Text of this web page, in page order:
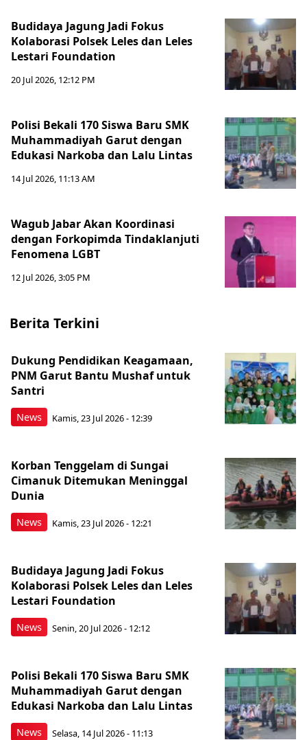
Budidaya Jagung Jadi Fokus
Kolaborasi Polsek Leles dan Leles
Lestari Foundation
20 Jul 2026, 12:12 PM
Polisi Bekali 170 Siswa Baru SMK
Muhammadiyah Garut dengan
Edukasi Narkoba dan Lalu Lintas
14 Jul 2026, 11:13 AM
Wagub Jabar Akan Koordinasi
dengan Forkopimda Tindaklanjuti
Fenomena LGBT
12 Jul 2026, 3:05 PM
Berita Terkini
News
Dukung Pendidikan Keagamaan,
PNM Garut Bantu Mushaf untuk
Santri
Kamis, 23 Jul 2026 - 12:39
News
Korban Tenggelam di Sungai
Cimanuk Ditemukan Meninggal
Dunia
Kamis, 23 Jul 2026 - 12:21
News
Budidaya Jagung Jadi Fokus
Kolaborasi Polsek Leles dan Leles
Lestari Foundation
Senin, 20 Jul 2026 - 12:12
News
Polisi Bekali 170 Siswa Baru SMK
Muhammadiyah Garut dengan
Edukasi Narkoba dan Lalu Lintas
Selasa, 14 Jul 2026 - 11:13